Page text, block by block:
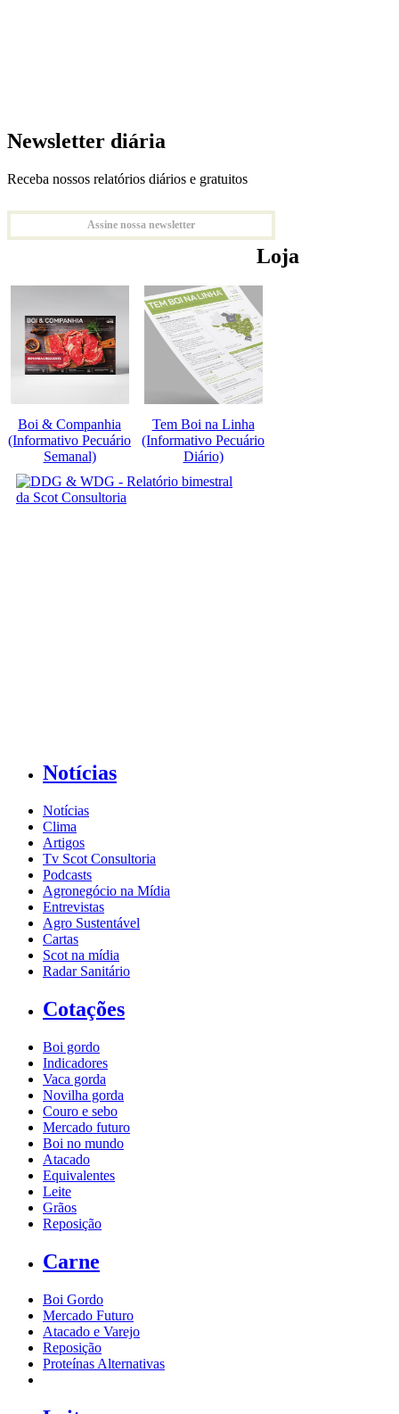
Newsletter diária
Receba nossos relatórios diários e gratuitos
Assine nossa newsletter
Loja
Boi & Companhia
(Informativo Pecuário
Semanal)
Tem Boi na Linha
(Informativo Pecuário
Diário)
Notícias
Notícias
Clima
Artigos
Tv Scot Consultoria
Podcasts
Agronegócio na Mídia
Entrevistas
Agro Sustentável
Cartas
Scot na mídia
Radar Sanitário
Cotações
Boi gordo
Indicadores
Vaca gorda
Novilha gorda
Couro e sebo
Mercado futuro
Boi no mundo
Atacado
Equivalentes
Leite
Grãos
Reposição
Carne
Boi Gordo
Mercado Futuro
Atacado e Varejo
Reposição
Proteínas Alternativas